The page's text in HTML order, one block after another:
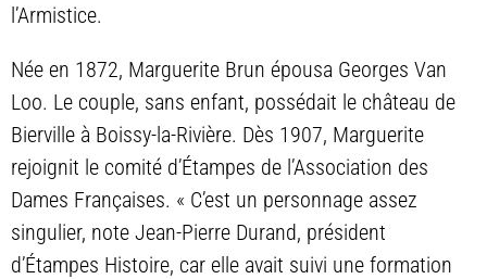
l’Armistice.
Née en 1872, Marguerite Brun épousa Georges Van
Loo. Le couple, sans enfant, possédait le château de
Bierville à Boissy-la-Rivière. Dès 1907, Marguerite
rejoignit le comité d’Étampes de l’Association des
Dames Françaises. « C’est un personnage assez
singulier, note Jean-Pierre Durand, président
d’Étampes Histoire, car elle avait suivi une formation